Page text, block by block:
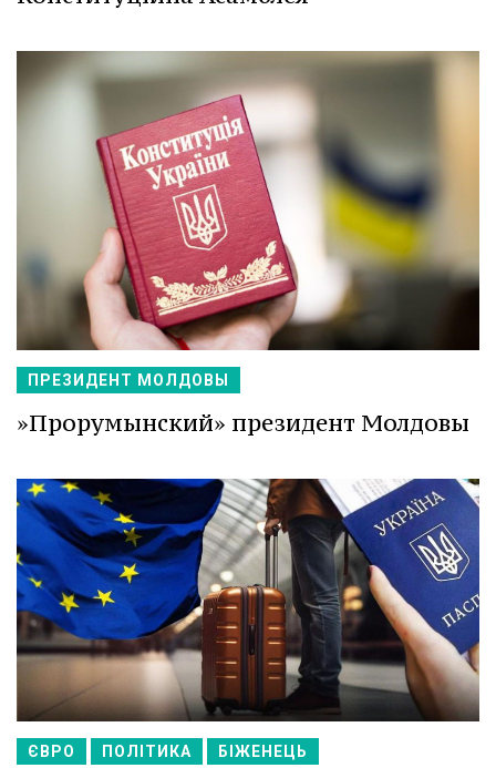
ПРЕЗИДЕНТ МОЛДОВЫ
»Прорумынский» президент Молдовы
ЄВРО ПОЛІТИКА БІЖЕНЕЦЬ